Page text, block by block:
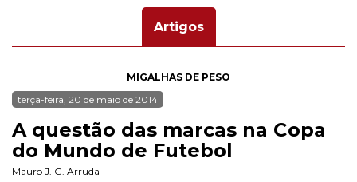
Artigos
MIGALHAS DE PESO
terça-feira, 20 de maio de 2014
A questão das marcas na Copa
do Mundo de Futebol
Mauro J. G. Arruda